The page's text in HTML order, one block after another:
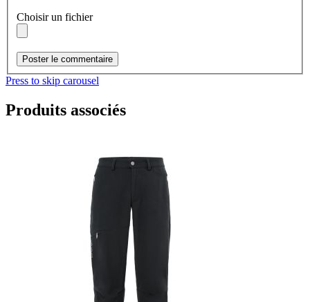
Choisir un fichier
Poster le commentaire
Press to skip carousel
Produits associés